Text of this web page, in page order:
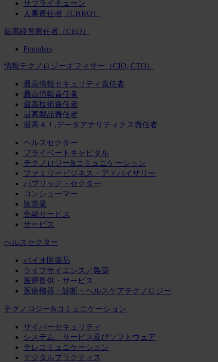
サプライチェーン
人事責任者（CHRO）
最高経営責任者（CEO）
Founders
情報テクノロジーオフィサー（CIO, CTO）
最高情報セキュリティ責任者
最高情報責任者
最高技術責任者
最高製品責任者
最高ＡＩ,データアナリティクス責任者
ヘルスセクター
プライベートキャピタル
テクノロジー&コミュニケーション
ファミリービジネス・アドバイザリー
パブリック・セクター
コンシューマー
製造業
金融サービス
サービス
ヘルスセクター
バイオ医薬品
ライフサイエンス／製薬
医療提供・サービス
医療機器・診断・ヘルスケアテクノロジー
テクノロジー&コミュニケーション
サイバーセキュリティ
システム、サービス及びソフトウェア
テレコミュニケーション
デジタルプラクティス